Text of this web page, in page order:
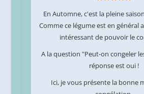
En Automne, c'est la pleine
Comme ce légume est en général
intéressant de pouvoir le
A la question "Peut-on congeler
réponse est oui !
Ici, je vous présente la bonne